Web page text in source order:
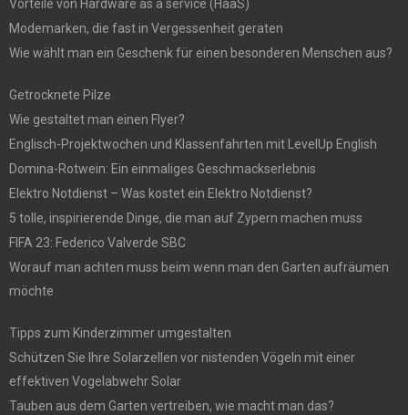
Vorteile von Hardware as a service (HaaS)
Modemarken, die fast in Vergessenheit geraten
Wie wählt man ein Geschenk für einen besonderen Menschen aus?
Getrocknete Pilze
Wie gestaltet man einen Flyer?
Englisch-Projektwochen und Klassenfahrten mit LevelUp English
Domina-Rotwein: Ein einmaliges Geschmackserlebnis
Elektro Notdienst – Was kostet ein Elektro Notdienst?
5 tolle, inspirierende Dinge, die man auf Zypern machen muss
FIFA 23: Federico Valverde SBC
Worauf man achten muss beim wenn man den Garten aufräumen
möchte
Tipps zum Kinderzimmer umgestalten
Schützen Sie Ihre Solarzellen vor nistenden Vögeln mit einer
effektiven Vogelabwehr Solar
Tauben aus dem Garten vertreiben, wie macht man das?